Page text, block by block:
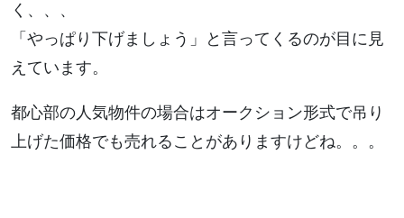
く、、、
「やっぱり下げましょう」と言ってくるのが目に見
えています。
都心部の人気物件の場合はオークション形式で吊り
上げた価格でも売れることがありますけどね。。。